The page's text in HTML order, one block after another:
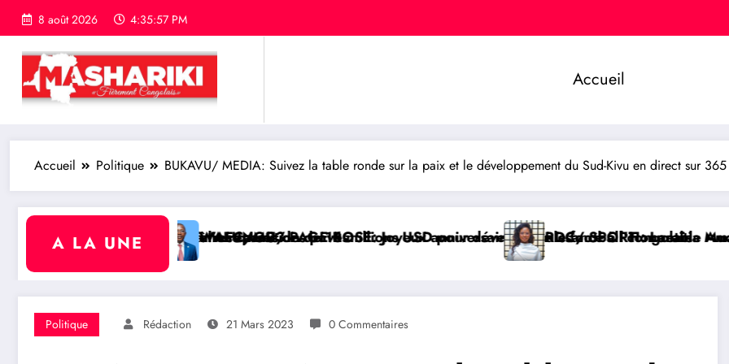
8 août 2026 4:35:58 PM
Accueil
Accueil Politique BUKAVU/ MEDIA: Suivez la table ronde sur la paix et le développement du Sud-Kivu en direct sur
A LA UNE
mètres carrés des pavés
à l’AFC/M23
une répartition de 16 millions USD pour développer le football congolais
WALUNGU/ PAGE ROSE: Joyeux anniversaire de naissance à l’Honorable Amato Bayubasire
RDC/ SPORT : Laetitia Muderhwa nommée
Politique Rédaction 21 Mars 2023 0 Commentaires